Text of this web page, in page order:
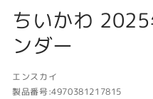
ちいかわ
ンダー
エンスカイ
製品番号:4970381217815